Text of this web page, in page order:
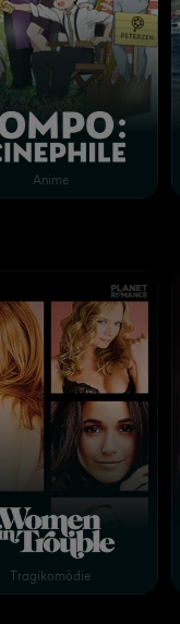
Special 1
The Cinéphile
Anime
der Lust
in Trouble
Tragikomödie